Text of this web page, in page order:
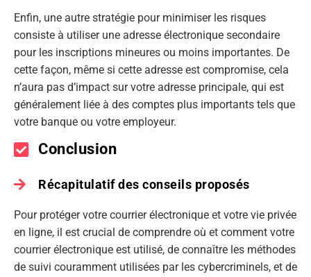
Enfin, une autre stratégie pour minimiser les risques
consiste à utiliser une adresse électronique secondaire
pour les inscriptions mineures ou moins importantes. De
cette façon, même si cette adresse est compromise, cela
n’aura pas d’impact sur votre adresse principale, qui est
généralement liée à des comptes plus importants tels que
votre banque ou votre employeur.
Conclusion
Récapitulatif des conseils proposés
Pour protéger votre courrier électronique et votre vie privée
en ligne, il est crucial de comprendre où et comment votre
courrier électronique est utilisé, de connaître les méthodes
de suivi couramment utilisées par les cybercriminels, et de